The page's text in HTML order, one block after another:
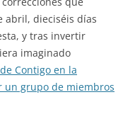
abril, dieciséis días
y tras invertir
imaginado
Contigo en la
grupo de miembros